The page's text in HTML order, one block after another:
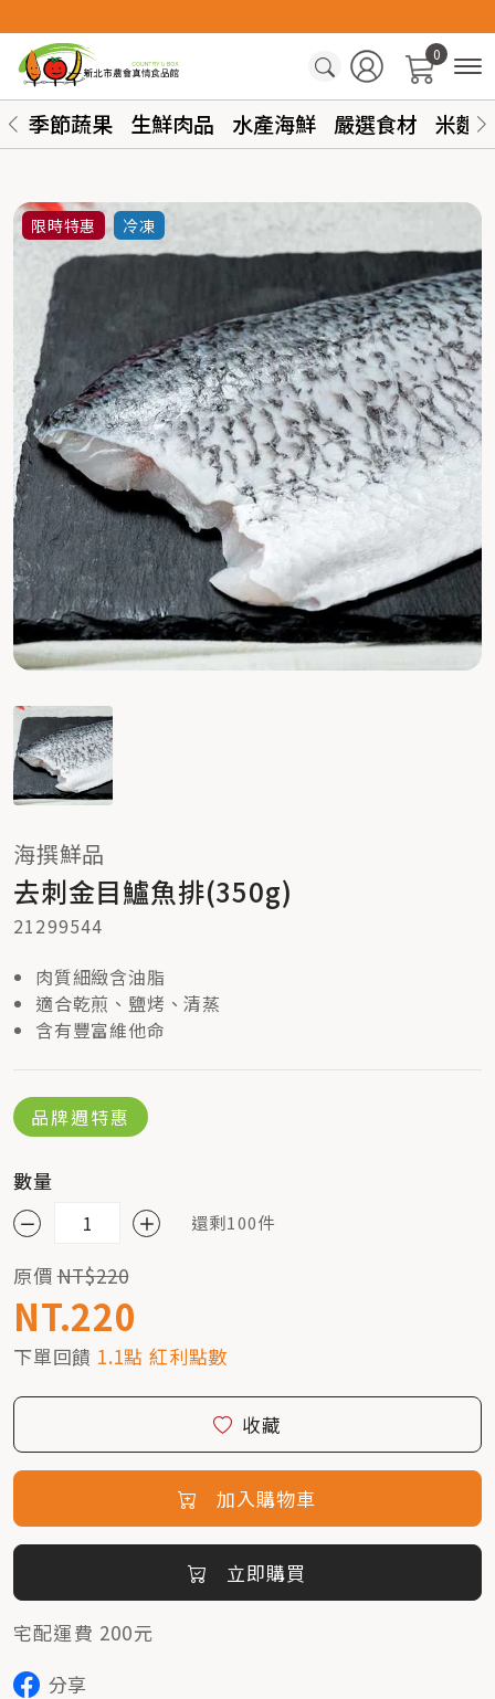
0
季節蔬果 生鮮肉品 水產海鮮 嚴選食材 米麵
限時特惠 冷凍
海撰鮮品
去刺金目鱸魚排(350g)
21299544
肉質細緻含油脂
適合乾煎、鹽烤、清蒸
含有豐富維他命
品牌週特惠
數量
還剩100件
原價NT$220
NT.220
下單回饋 1.1點 紅利點數
收藏
加入購物車
立即購買
宅配運費 200元
分享